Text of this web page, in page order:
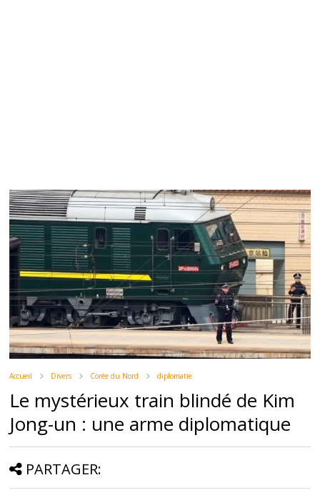
Accueil Divers Corée du Nord diplomatie
Le mystérieux train blindé de Kim
Jong-un : une arme diplomatique
PARTAGER: